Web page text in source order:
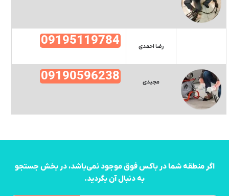
رضا احمدی 09195119784
مجیدی 09190596238
اگر منطقه شما در باکس فوق موجود نمی‌باشد، در بخش جستجو
به دنبال آن بگردید.